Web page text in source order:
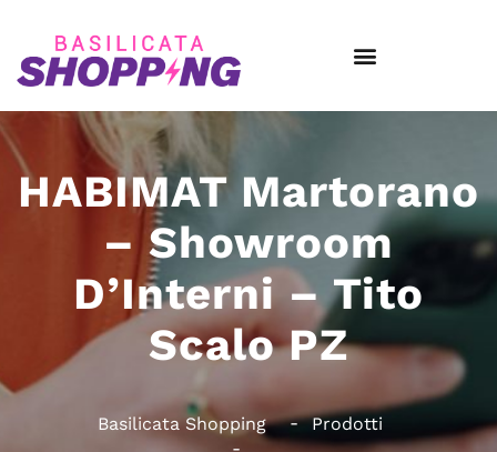
HABIMAT Martorano
– Showroom
D’Interni – Tito
Scalo PZ
Basilicata Shopping Prodotti